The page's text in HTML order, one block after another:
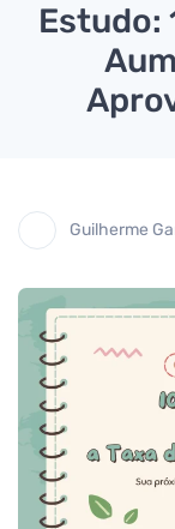
Estudo:
Guilherme